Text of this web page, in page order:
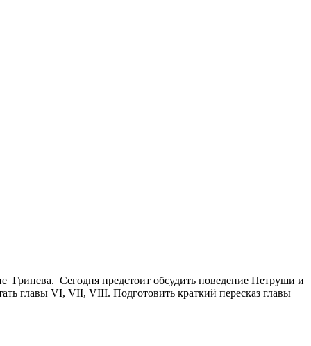
Гринева. Сегодня предстоит обсудить поведение Петруши и
главы VI, VII, VIII. Подготовить краткий пересказ главы